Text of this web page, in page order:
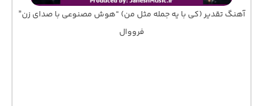
آهنگ تقدیر (کی با یه جمله مثل من) “هوش مصنوعی با صدای زن”
فرووال